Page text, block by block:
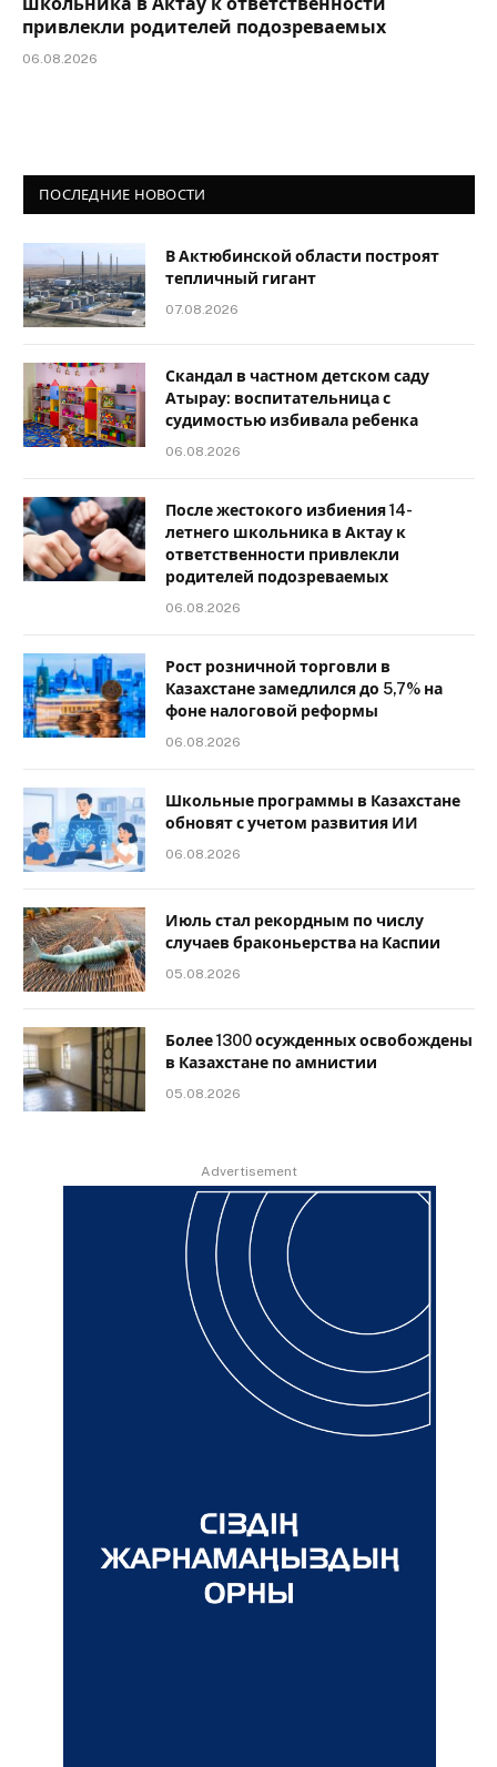
школьника в Актау к ответственности
привлекли родителей подозреваемых
06.08.2026
ПОСЛЕДНИЕ НОВОСТИ
В Актюбинской области построят
тепличный гигант
07.08.2026
Скандал в частном детском саду
Атырау: воспитательница с
судимостью избивала ребенка
06.08.2026
После жестокого избиения 14-
летнего школьника в Актау к
ответственности привлекли
родителей подозреваемых
06.08.2026
Рост розничной торговли в
Казахстане замедлился до 5,7% на
фоне налоговой реформы
06.08.2026
Школьные программы в Казахстане
обновят с учетом развития ИИ
06.08.2026
Июль стал рекордным по числу
случаев браконьерства на Каспии
05.08.2026
Более 1300 осужденных освобождены
в Казахстане по амнистии
05.08.2026
Advertisement